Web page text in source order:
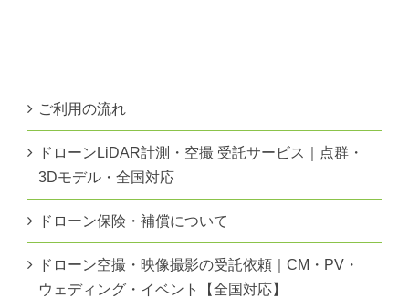
ご利用の流れ
ドローンLiDAR計測・空撮 受託サービス｜点群・
3Dモデル・全国対応
ドローン保険・補償について
ドローン空撮・映像撮影の受託依頼｜CM・PV・
ウェディング・イベント【全国対応】